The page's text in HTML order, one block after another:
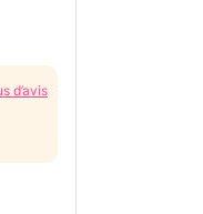
d’avis